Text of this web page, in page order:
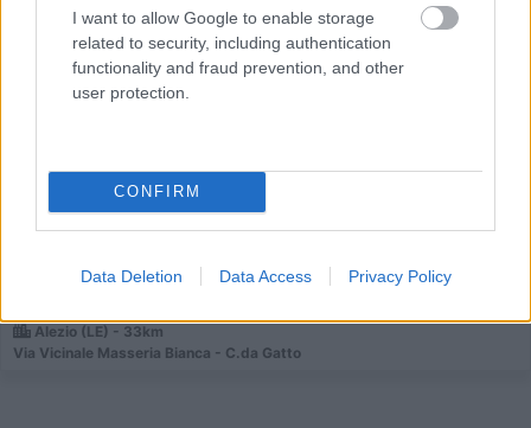
I want to allow Google to enable storage
related to security, including authentication
functionality and fraud prevention, and other
user protection.
CONFIRM
Data Deletion Data Access Privacy Policy
Area di sosta (PS)
Agriturismo Santa Maria della Lizza
Servizi / Posizione
L'agricampeggio dispone di 15 piazzole su terreno
Alezio (LE) - 33km
Via Vicinale Masseria Bianca - C.da Gatto